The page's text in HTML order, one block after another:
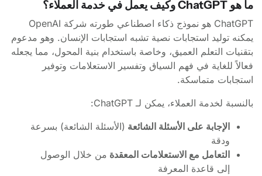
ما هو ChatGPT وكيف يعمل في خدمة العملاء؟
ChatGPT هو نموذج ذكاء اصطناعي طورته شركة OpenAI
يمكنه توليد استجابات نصية تشبه استجابات الإنسان. وهو مدعوم
بتقنيات التعلم العميق، وخاصة باستخدام بنية المحول، مما يجعله
فعالاً للغاية في فهم السياق وتفسير الاستعلامات وتوفير
استجابات متماسكة.
بالنسبة لخدمة العملاء، يمكن لـ ChatGPT:
الإجابة على الأسئلة الشائعة (الأسئلة الشائعة) بسرعة
ودقة
التعامل مع الاستعلامات المعقدة من خلال الوصول
إلى قاعدة المعرفة